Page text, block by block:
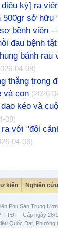
kỳ] ra
500gr sở hữu
bệnh viện
đau bệnh tật
bánh
04-08)
thẳng trong
và con (2026-
kéo và
08)
ra với "đôi
04-06)
kiện Nghiên
Phụ Sản Trung
TTĐT - Cấp ngày 26/
Quốc Đạt, Phường